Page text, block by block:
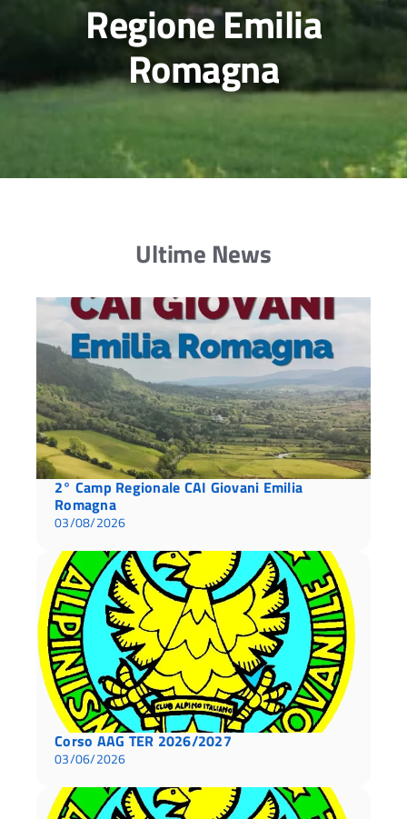
Regione Emilia
Romagna
Ultime News
2° Camp Regionale CAI Giovani Emilia
Romagna
03/08/2026
Corso AAG TER 2026/2027
03/06/2026